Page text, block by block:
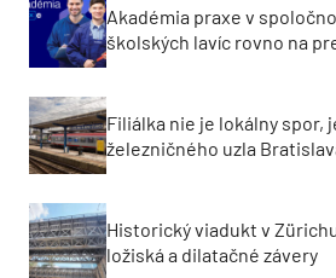
Akadémia praxe v
školských lavíc rovno na
Filiálka nie je lokálny spor,
železničného uzla
Historický viadukt v
ložiská a dilatačné závery